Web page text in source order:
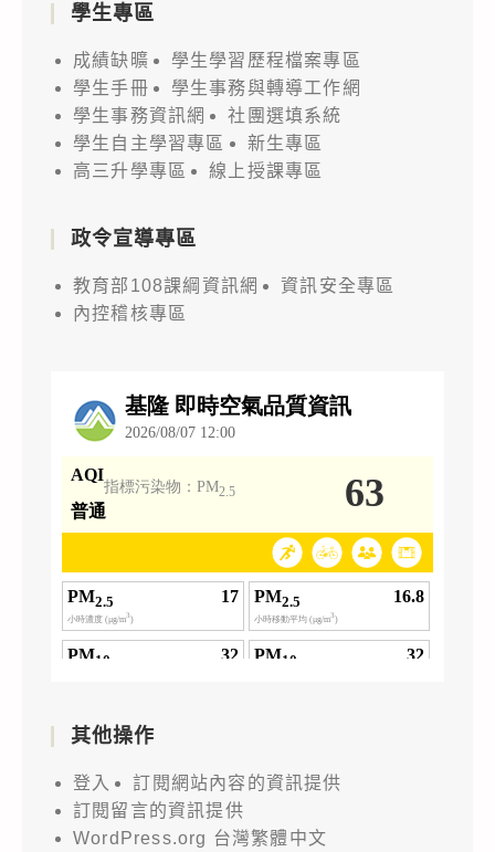
學生專區
成績缺曠
學生學習歷程檔案專區
學生手冊
學生事務與轉導工作網
學生事務資訊網
社團選填系統
學生自主學習專區
新生專區
高三升學專區
線上授課專區
政令宣導專區
教育部108課綱資訊網
資訊安全專區
內控稽核專區
其他操作
登入
訂閱網站內容的資訊提供
訂閱留言的資訊提供
WordPress.org 台灣繁體中文